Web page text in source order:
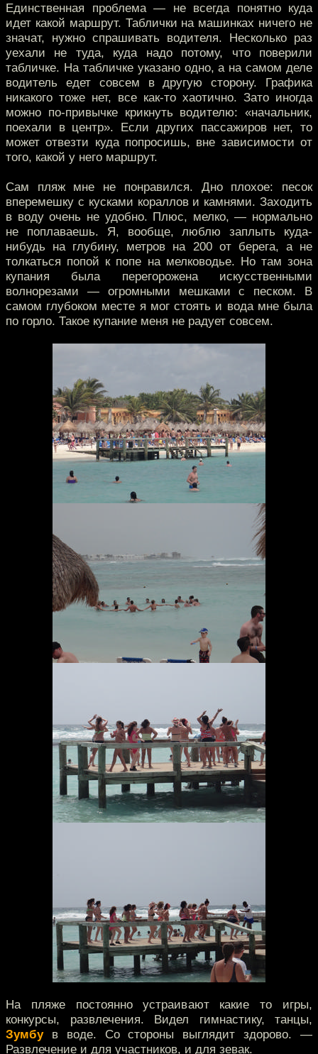
Единственная проблема — не всегда понятно куда
идет какой маршрут. Таблички на машинках ничего не
значат, нужно спрашивать водителя. Несколько раз
уехали не туда, куда надо потому, что поверили
табличке. На табличке указано одно, а на самом деле
водитель едет совсем в другую сторону. Графика
никакого тоже нет, все как-то хаотично. Зато иногда
можно по-привычке крикнуть водителю: «начальник,
поехали в центр». Если других пассажиров нет, то
может отвезти куда попросишь, вне зависимости от
того, какой у него маршрут.
Сам пляж мне не понравился. Дно плохое: песок
вперемешку с кусками кораллов и камнями. Заходить
в воду очень не удобно. Плюс, мелко, — нормально
не поплаваешь. Я, вообще, люблю заплыть куда-
нибудь на глубину, метров на 200 от берега, а не
толкаться попой к попе на мелководье. Но там зона
купания была перегорожена искусственными
волнорезами — огромными мешками с песком. В
самом глубоком месте я мог стоять и вода мне была
по горло. Такое купание меня не радует совсем.
На пляже постоянно устраивают какие то игры,
конкурсы, развлечения. Видел гимнастику, танцы,
Зумбув воде. Со стороны выглядит здорово. —
Развлечение и для участников, и для зевак.